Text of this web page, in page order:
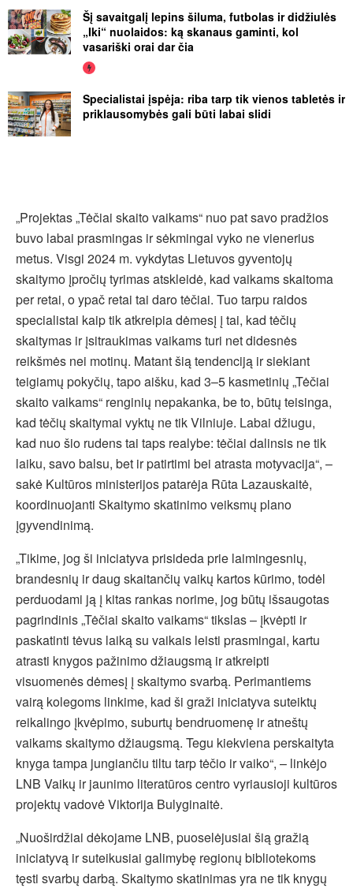
Šį savaitgalį lepins šiluma, futbolas ir didžiulės
„Iki“ nuolaidos: ką skanaus gaminti, kol
vasariški orai dar čia
Specialistai įspėja: riba tarp tik vienos tabletės ir
priklausomybės gali būti labai slidi
„Projektas „Tėčiai skaito vaikams“ nuo pat savo pradžios
buvo labai prasmingas ir sėkmingai vyko ne vienerius
metus. Visgi 2024 m. vykdytas Lietuvos gyventojų
skaitymo įpročių tyrimas atskleidė, kad vaikams skaitoma
per retai, o ypač retai tai daro tėčiai. Tuo tarpu raidos
specialistai kaip tik atkreipia dėmesį į tai, kad tėčių
skaitymas ir įsitraukimas vaikams turi net didesnės
reikšmės nei motinų. Matant šią tendenciją ir siekiant
teigiamų pokyčių, tapo aišku, kad 3–5 kasmetinių „Tėčiai
skaito vaikams“ renginių nepakanka, be to, būtų teisinga,
kad tėčių skaitymai vyktų ne tik Vilniuje. Labai džiugu,
kad nuo šio rudens tai taps realybe: tėčiai dalinsis ne tik
laiku, savo balsu, bet ir patirtimi bei atrasta motyvacija“, –
sakė Kultūros ministerijos patarėja Rūta Lazauskaitė,
koordinuojanti Skaitymo skatinimo veiksmų plano
įgyvendinimą.
„Tikime, jog ši iniciatyva prisideda prie laimingesnių,
brandesnių ir daug skaitančių vaikų kartos kūrimo, todėl
perduodami ją į kitas rankas norime, jog būtų išsaugotas
pagrindinis „Tėčiai skaito vaikams“ tikslas – įkvėpti ir
paskatinti tėvus laiką su vaikais leisti prasmingai, kartu
atrasti knygos pažinimo džiaugsmą ir atkreipti
visuomenės dėmesį į skaitymo svarbą. Perimantiems
vairą kolegoms linkime, kad ši graži iniciatyva suteiktų
reikalingo įkvėpimo, suburtų bendruomenę ir atneštų
vaikams skaitymo džiaugsmą. Tegu kiekviena perskaityta
knyga tampa jungiančiu tiltu tarp tėčio ir vaiko“, – linkėjo
LNB Vaikų ir jaunimo literatūros centro vyriausioji kultūros
projektų vadovė Viktorija Bulyginaitė.
„Nuoširdžiai dėkojame LNB, puoselėjusiai šią gražią
iniciatyvą ir suteikusiai galimybę regionų bibliotekoms
tęsti svarbų darbą. Skaitymo skatinimas yra ne tik knygų